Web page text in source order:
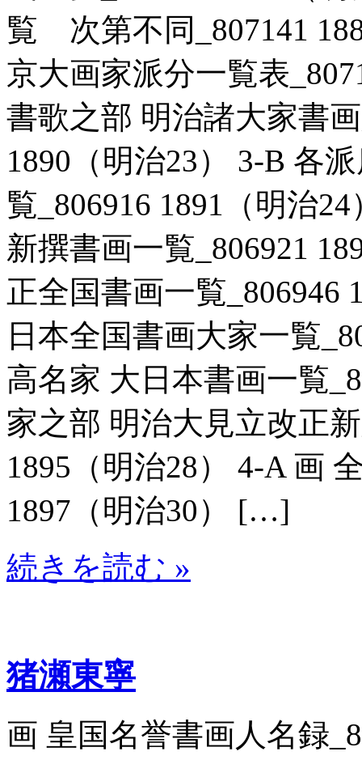
覧 次第不同_807141
京大画家派分一覧表
書歌之部 明治諸大家書
1890（明治23） 3-B 各
覧_806916 1891（明治
新撰書画一覧_806921
正全国書画一覧_806946
日本全国書画大家一覧
高名家 大日本書画一覧
家之部 明治大見立改正
1895（明治28） 4-A 画
1897（明治30） […]
続きを読む »
猪瀬東寧
画 皇国名誉書画人名録